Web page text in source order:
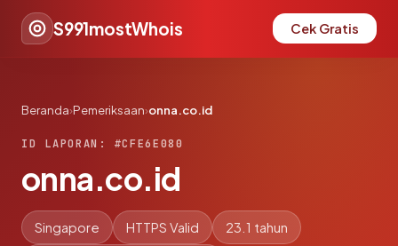
S991mostWhois Cek Gratis
Beranda›Pemeriksaan›onna.co.id
ID LAPORAN: #CFE6E080
onna.co.id
Singapore HTTPS Valid 23.1 tahun